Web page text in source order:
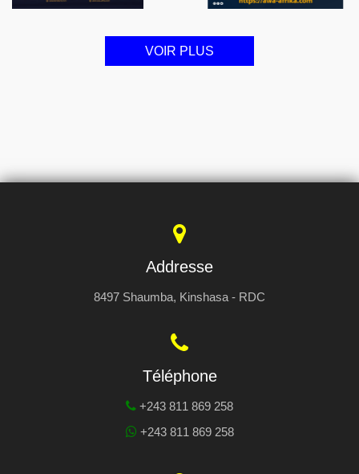
VOIR PLUS
Addresse
8497 Shaumba, Kinshasa - RDC
Téléphone
+243 811 869 258
+243 811 869 258